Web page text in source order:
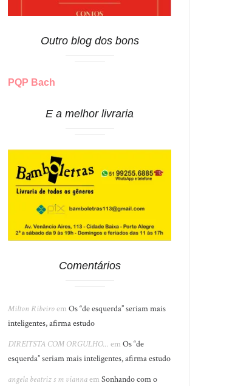
Outro blog dos bons
PQP Bach
E a melhor livraria
Comentários
Milton RibeiroemOs “de esquerda” seriam mais
inteligentes, afirma estudo
DIREITSTA COM ORGULHO... emOs “de
esquerda” seriam mais inteligentes, afirma estudo
angela beatriz s m viannaemSonhando com o